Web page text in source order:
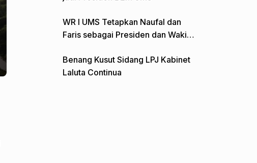
WR I UMS Tetapkan Naufal dan
Faris sebagai Presiden dan Wakil
Benang Kusut Sidang LPJ Kabinet
Laluta Continua